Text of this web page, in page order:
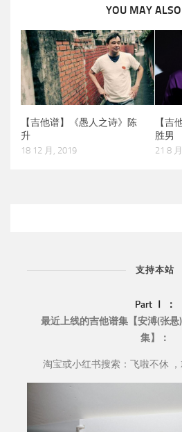
YOU MAY
【吉他谱】《愚人之诗》陈
升
18 12 月, 2019
【吉
胜男
21 8
支持本站
Part Ⅰ ：
最近上线的吉他谱集【安溥(张
集】：
淘宝或小红书搜索：飞啦不休